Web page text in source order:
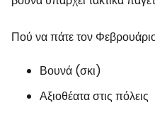
Πού να πάτε τον
Βουνά (σκι)
Αξιοθέατα στις πόλεις